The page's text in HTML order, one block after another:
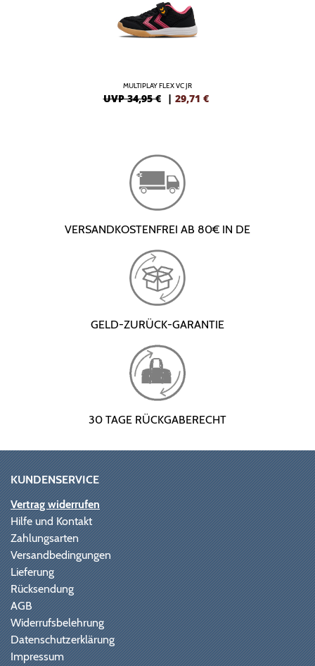
MULTIPLAY FLEX VC JR
UVP 34,95 € | 29,71 €
VERSANDKOSTENFREI AB 80€ IN DE
GELD-ZURÜCK-GARANTIE
30 TAGE RÜCKGABERECHT
KUNDENSERVICE
Vertrag widerrufen
Hilfe und Kontakt
Zahlungsarten
Versandbedingungen
Lieferung
Rücksendung
AGB
Widerrufsbelehrung
Datenschutzerklärung
Impressum